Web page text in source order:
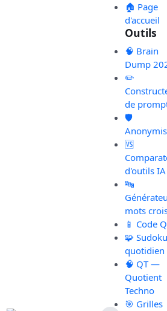
🏠 Page
d'accueil
Outils
🧠 Brain
Dump
✏️
de
🛡️
🆚
d'outils IA
🔤
mots
📱 Code
🧩 Sudoku
quotidien
🧠 QT —
Quotient
Techno
🎯 Grilles